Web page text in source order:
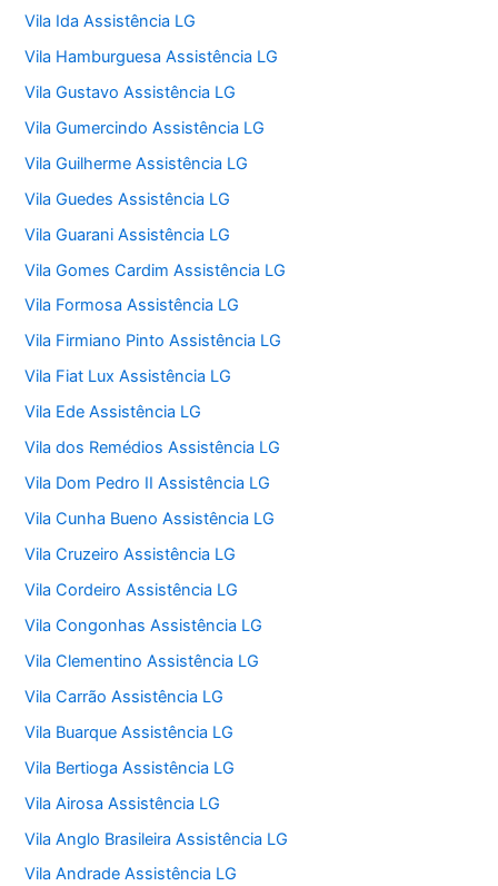
Vila Ida Assistência LG
Vila Hamburguesa Assistência LG
Vila Gustavo Assistência LG
Vila Gumercindo Assistência LG
Vila Guilherme Assistência LG
Vila Guedes Assistência LG
Vila Guarani Assistência LG
Vila Gomes Cardim Assistência LG
Vila Formosa Assistência LG
Vila Firmiano Pinto Assistência LG
Vila Fiat Lux Assistência LG
Vila Ede Assistência LG
Vila dos Remédios Assistência LG
Vila Dom Pedro II Assistência LG
Vila Cunha Bueno Assistência LG
Vila Cruzeiro Assistência LG
Vila Cordeiro Assistência LG
Vila Congonhas Assistência LG
Vila Clementino Assistência LG
Vila Carrão Assistência LG
Vila Buarque Assistência LG
Vila Bertioga Assistência LG
Vila Airosa Assistência LG
Vila Anglo Brasileira Assistência LG
Vila Andrade Assistência LG